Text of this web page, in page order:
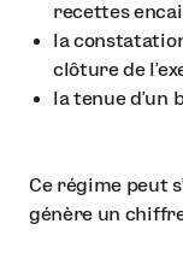
recettes
la
clôture de
la tenue d’un
Ce régime peut
génère un